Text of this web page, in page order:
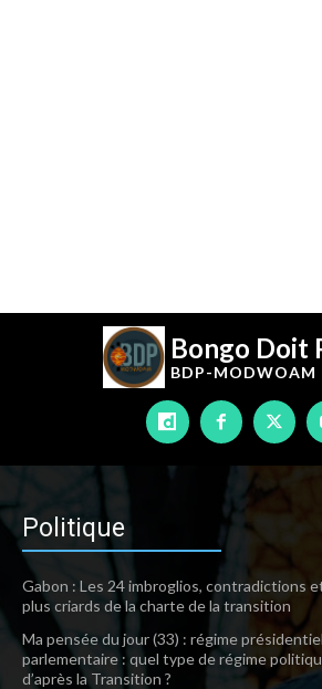
Bongo Doit
BDP-MODWOAM
Politique
Gabon : Les 24 imbroglios, contradictions
plus criards de la charte de la transition
Ma pensée du jour (33) : régime
parlementaire : quel type de régime
d’après la Transition ?